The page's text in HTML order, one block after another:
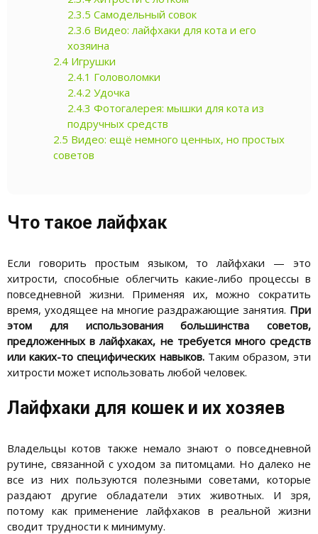
2.3.5 Самодельный совок
2.3.6 Видео: лайфхаки для кота и его
хозяина
2.4 Игрушки
2.4.1 Головоломки
2.4.2 Удочка
2.4.3 Фотогалерея: мышки для кота из
подручных средств
2.5 Видео: ещё немного ценных, но простых
советов
Что такое лайфхак
Если говорить простым языком, то лайфхаки — это
хитрости, способные облегчить какие-либо процессы в
повседневной жизни. Применяя их, можно сократить
время, уходящее на многие раздражающие занятия. При
этом для использования большинства советов,
предложенных в лайфхаках, не требуется много средств
или каких-то специфических навыков.Таким образом, эти
хитрости может использовать любой человек.
Лайфхаки для кошек и их хозяев
Владельцы котов также немало знают о повседневной
рутине, связанной с уходом за питомцами. Но далеко не
все из них пользуются полезными советами, которые
раздают другие обладатели этих животных. И зря,
потому как применение лайфхаков в реальной жизни
сводит трудности к минимуму.